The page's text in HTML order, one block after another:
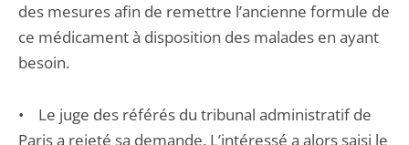
des mesures afin de remettre l’ancienne formule de
ce médicament à disposition des malades en ayant
besoin.
• Le juge des référés du tribunal administratif de
Paris a rejeté sa demande. L’intéressé a alors saisi le